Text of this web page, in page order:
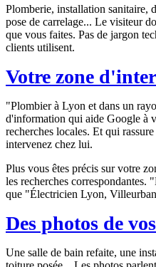
Plomberie, installation sanitaire,
pose de carrelage... Le visiteur
que vous faites. Pas de jargon
clients utilisent.
Votre zone
"Plombier à Lyon et dans un
d'information qui aide Google à
recherches locales. Et qui
intervenez chez lui.
Plus vous êtes précis sur votre
les recherches
que "Électricien Lyon,
Des photos de
Une salle de bain refaite, une